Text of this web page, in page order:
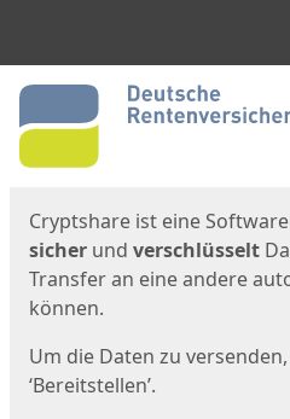
Start
Cryptshare ist eine
sicher und verschlüsselt
Transfer an eine andere
können.
Um die Daten zu
‘Bereitstellen’.